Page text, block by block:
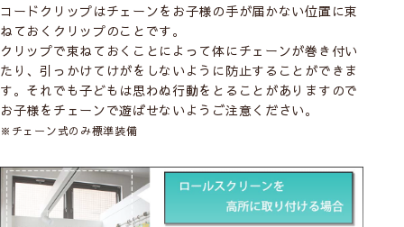
コードクリップはチェーンをお子様の手が届かない位置に束
ねておくクリップのことです。
クリップで束ねておくことによって体にチェーンが巻き付い
たり、引っかけてけがをしないように防止することができま
す。それでも子どもは思わぬ行動をとることがありますので
お子様をチェーンで遊ばせないようご注意ください。
※チェーン式のみ標準装備